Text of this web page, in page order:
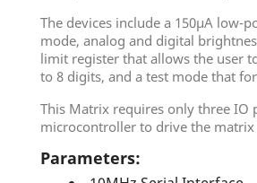
The devices include a 150µA low-
mode, analog and digital
limit register that allows the user
to 8 digits, and a test mode that
This Matrix requires only three IO
microcontroller to drive the
Parameters: